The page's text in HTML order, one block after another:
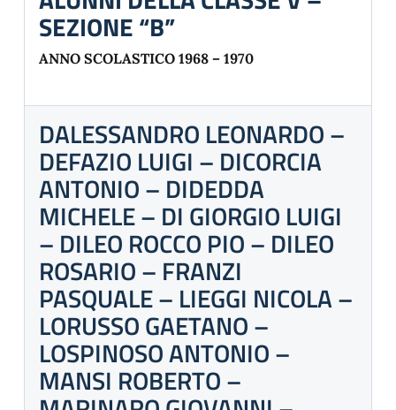
SEZIONE “B”
ANNO SCOLASTICO 1968 – 1970
DALESSANDRO LEONARDO –
DEFAZIO LUIGI – DICORCIA
ANTONIO – DIDEDDA
MICHELE – DI GIORGIO LUIGI
– DILEO ROCCO PIO – DILEO
ROSARIO – FRANZI
PASQUALE – LIEGGI NICOLA –
LORUSSO GAETANO –
LOSPINOSO ANTONIO –
MANSI ROBERTO –